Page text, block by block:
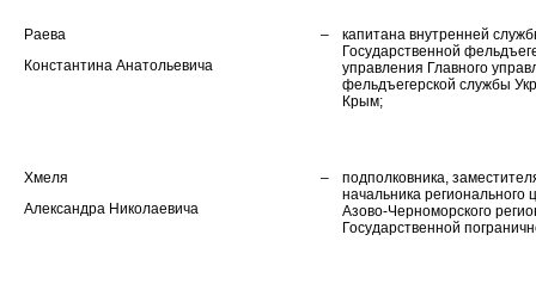
Раева
Константина Анатольевича
–
капитана внутренней
Государственной
управления Главного
фельдъегерской службы
Крым;
Хмеля
Александра Николаевича
–
подполковника,
начальника регионального
Азово-Черноморского
Государственной